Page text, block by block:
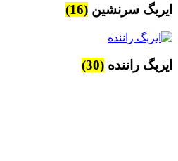
ایربگ سرنشین (16)
ایربگ راننده (30)